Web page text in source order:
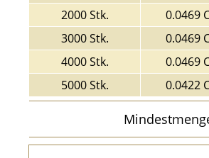
2000 Stk.
0.0469
3000 Stk.
0.0469
4000 Stk.
0.0469
5000 Stk.
0.0422